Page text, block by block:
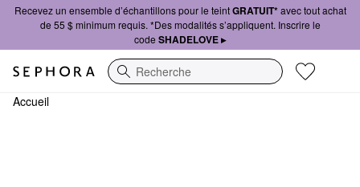
Recevez un ensemble d’échantillons pour le teintGRATUIT*avec tout achat
de 55 $ minimum requis. *Des modalités s’appliquent. Inscrire le
code SHADELOVE ▸
Recherche
Accueil